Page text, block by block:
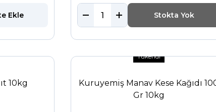
Ekle Stokta Yok
10kg
Tükendi
Kuruyemiş Manav Kese Kağıdı
Gr 10kg